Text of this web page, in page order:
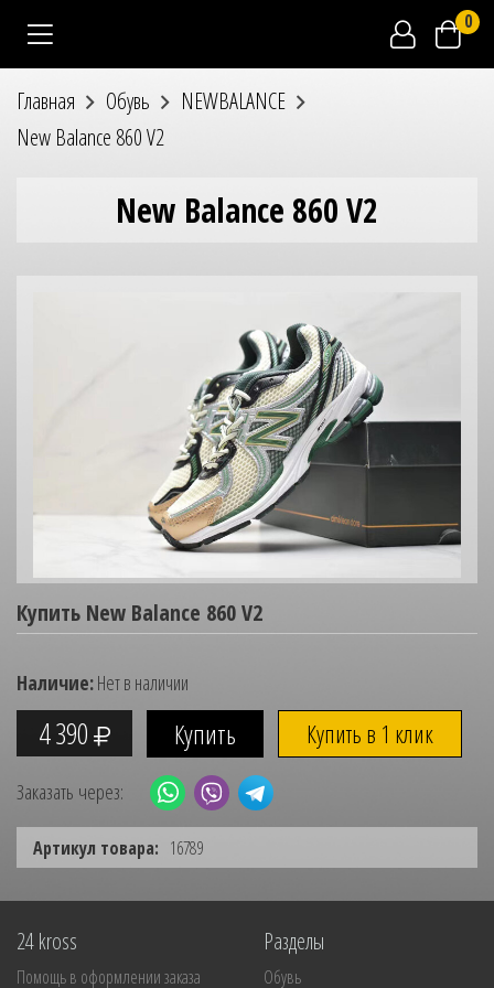
0
Главная Обувь
NEWBALANCE
New Balance 860 V2
New Balance 860 V2
Купить New Balance 860 V2
Наличие:Нет в наличии
4 390 Купить в 1 клик
Заказать через:
Артикул товара: 16789
24 kross
Помощь в оформлении заказа
Разделы
Обувь